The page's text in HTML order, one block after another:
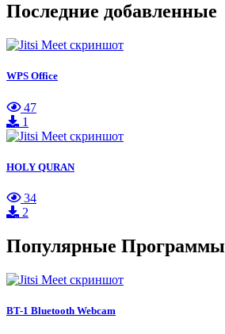
Последние добавленные
WPS Office
47
1
HOLY QURAN
34
2
Популярные Программы
BT-1 Bluetooth Webcam